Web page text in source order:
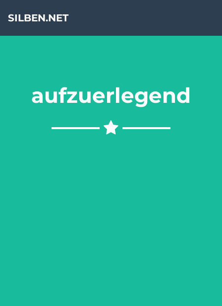
SILBEN.NET
aufzuerlegend